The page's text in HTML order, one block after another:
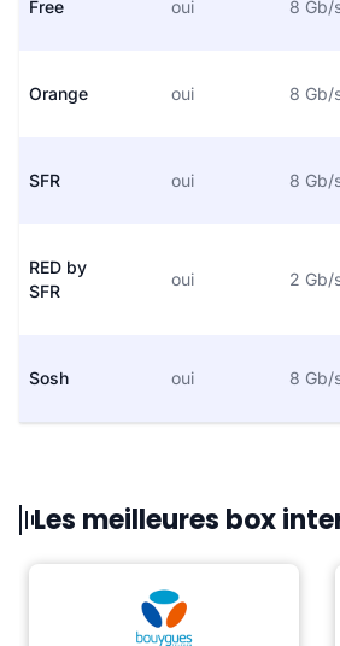
Free oui 8 Gb/
Orange oui 8 Gb/
SFR oui 8 Gb/
RED by
SFR
oui 2 Gb/
Sosh oui 8 Gb/
Les meilleures box